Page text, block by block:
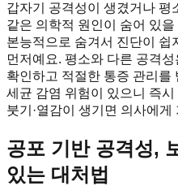
갑자기 공격성이 생겼거나 평
같은 의학적 원인이 숨어 있
본능적으로 숨겨서 진단이 쉽
먼저예요. 평소와 다른 공격
확인하고 적절한 통증 관리를
세균 감염 위험이 있으니 즉
붓기·열감이 생기면 의사에게
공포 기반 공격성,
있는 대처법